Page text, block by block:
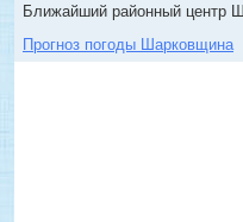
Ближайший районный центр
Прогноз погоды Шарковщина